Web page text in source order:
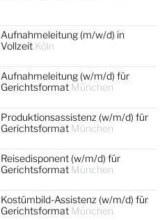
Aufnahmeleitung (m/w/d) in
Vollzeit Köln
Aufnahmeleitung (w/m/d) für
Gerichtsformat München
Produktionsassistenz (w/m/d) für
Gerichtsformat München
Reisedisponent (w/m/d) für
Gerichtsformat München
Kostümbild-Assistenz (w/m/d) für
Gerichtsformat München